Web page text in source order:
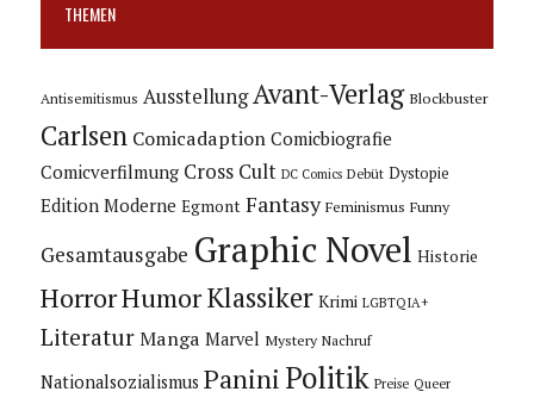
THEMEN
Antisemitismus Ausstellung Avant-Verlag Blockbuster
Carlsen Comicadaption Comicbiografie
Comicverfilmung Cross Cult DC Comics Debüt Dystopie
Edition Moderne Egmont Fantasy Feminismus Funny
Gesamtausgabe Graphic Novel Historie
HorrorHumorKlassiker Krimi LGBTQIA+
Literatur Manga Marvel Mystery Nachruf
Nationalsozialismus Panini Politik Preise Queer